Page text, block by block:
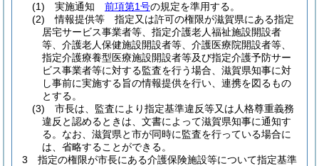
(1)
実施通知 前項第1号の規定を準用する。
(2)
情報提供等 指定又は許可の権限が滋賀県にある指定
居宅サービス事業者等、指定介護老人福祉施設開設者
等、介護老人保健施設開設者等、介護医療院開設者等、
指定介護療養型医療施設開設者等及び指定介護予防サー
ビス事業者等に対する監査を行う場合、滋賀県知事に対
し事前に実施する旨の情報提供を行い、連携を図るもの
とする。
(3)
市長は、監査により指定基準違反等又は人格尊重義務
違反と認めるときは、文書によって滋賀県知事に通知す
る。 なお、滋賀県と市が同時に監査を行っている場合に
は、省略することができる。
3
指定の権限が市長にある介護保険施設等について指定基準